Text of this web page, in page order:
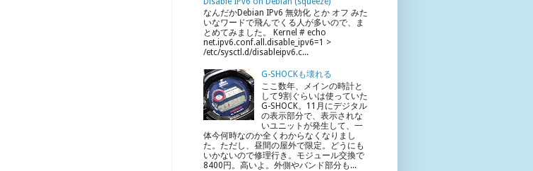
なんだかDebian IPv6 無効化 とか オフ みた
いなワードで飛んでくる人が多いので、ま
とめてみました。 Kernel # echo
net.ipv6.conf.all.disable_ipv6=1 >
/etc/sysctl.d/disableipv6.c...
G-SHOCKも壊れる
ここ数年、メインの時計と
して9割ぐらいは使っていた
G-SHOCK。11月にデジタル
の表示部分で、表示されな
いユニットが発生して、一
体今何時なのか全くわからなくなりまし
た。ただし、昼間の屋外で限定。どうにも
いかないので修理行き。モジュール交換で
8400円。高いよ。外側やバンド部分も...